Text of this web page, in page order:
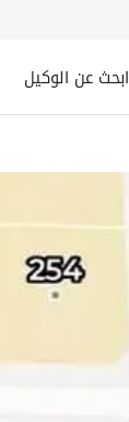
ابحث عن الوكيل